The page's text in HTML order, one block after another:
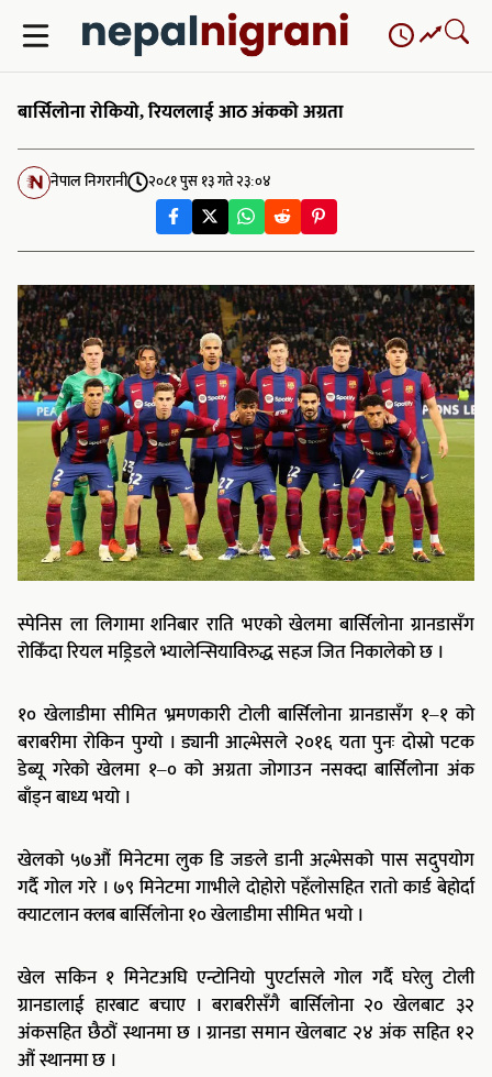
content
बार्सिलोना रोकियो, रियललाई आठ अंकको अग्रता
नेपाल निगरानी २०८१ पुस १३ गते २३:०४
स्पेनिस ला लिगामा शनिबार राति भएको खेलमा बार्सिलोना ग्रानडासँग
रोकिँदा रियल मड्रिडले भ्यालेन्सियाविरुद्ध सहज जित निकालेको छ ।
१० खेलाडीमा सीमित भ्रमणकारी टोली बार्सिलोना ग्रानडासँग १–१ को
बराबरीमा रोकिन पुग्यो । ड्यानी आल्भेसले २०१६ यता पुनः दोस्रो पटक
डेब्यू गरेको खेलमा १–० को अग्रता जोगाउन नसक्दा बार्सिलोना अंक
बाँड्न बाध्य भयो ।
खेलको ५७औं मिनेटमा लुक डि जङले डानी अल्भेसको पास सदुपयोग
गर्दै गोल गरे । ७९ मिनेटमा गाभीले दोहोरो पहेँलोसहित रातो कार्ड बेहोर्दा
क्याटलान क्लब बार्सिलोना १० खेलाडीमा सीमित भयो ।
खेल सकिन १ मिनेटअघि एन्टोनियो पुएर्टासले गोल गर्दै घरेलु टोली
ग्रानडालाई हारबाट बचाए । बराबरीसँगै बार्सिलोना २० खेलबाट ३२
अंकसहित छैठौं स्थानमा छ । ग्रानडा समान खेलबाट २४ अंक सहित १२
औं स्थानमा छ ।